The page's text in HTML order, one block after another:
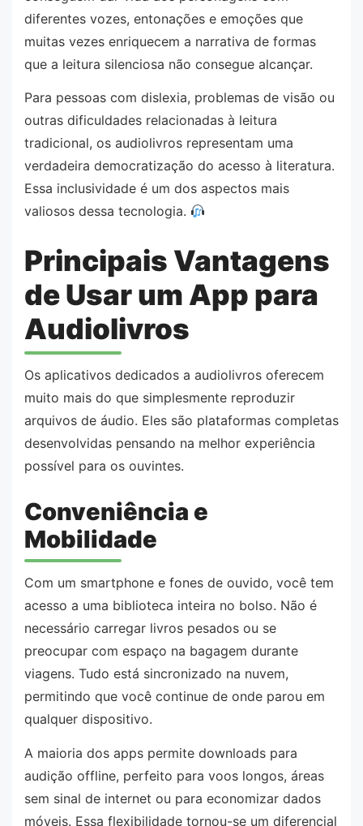
diferentes vozes, entonações e emoções que
muitas vezes enriquecem a narrativa de formas
que a leitura silenciosa não consegue alcançar.
Para pessoas com dislexia, problemas de visão ou
outras dificuldades relacionadas à leitura
tradicional, os audiolivros representam uma
verdadeira democratização do acesso à literatura.
Essa inclusividade é um dos aspectos mais
valiosos dessa tecnologia.
Principais Vantagens
de Usar um App para
Audiolivros
Os aplicativos dedicados a audiolivros oferecem
muito mais do que simplesmente reproduzir
arquivos de áudio. Eles são plataformas completas
desenvolvidas pensando na melhor experiência
possível para os ouvintes.
Conveniência e
Mobilidade
Com um smartphone e fones de ouvido, você tem
acesso a uma biblioteca inteira no bolso. Não é
necessário carregar livros pesados ou se
preocupar com espaço na bagagem durante
viagens. Tudo está sincronizado na nuvem,
permitindo que você continue de onde parou em
qualquer dispositivo.
A maioria dos apps permite downloads para
audição offline, perfeito para voos longos, áreas
sem sinal de internet ou para economizar dados
móveis. Essa flexibilidade tornou-se um diferencial